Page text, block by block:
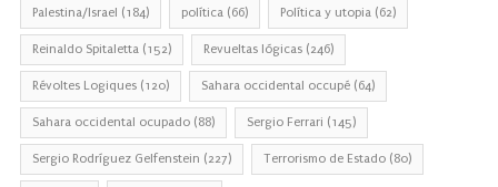
Palestina/Israel (184) política (66) Política y utopia (62)
Reinaldo Spitaletta (152) Revueltas lógicas (246)
Révoltes Logiques (120) Sahara occidental occupé (64)
Sahara occidental ocupado (88) Sergio Ferrari (145)
Sergio Rodríguez Gelfenstein (227) Terrorismo de Estado (80)